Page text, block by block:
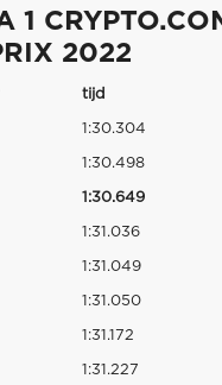
1
2022
tijd
1:30.304
1:30.498
1:30.649
1:31.036
1:31.049
1:31.050
1:31.172
1:31.227